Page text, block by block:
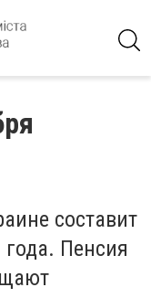
составит
Пенсия